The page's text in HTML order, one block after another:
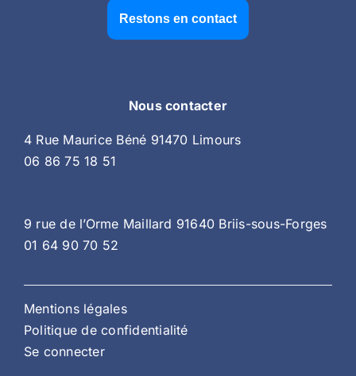
Nous contacter
4 Rue Maurice Béné 91470 Limours
06 86 75 18 51
9 rue de l’Orme Maillard 91640 Briis-sous-Forges
01 64 90 70 52
Mentions légales
Politique de confidentialité
Se connecter